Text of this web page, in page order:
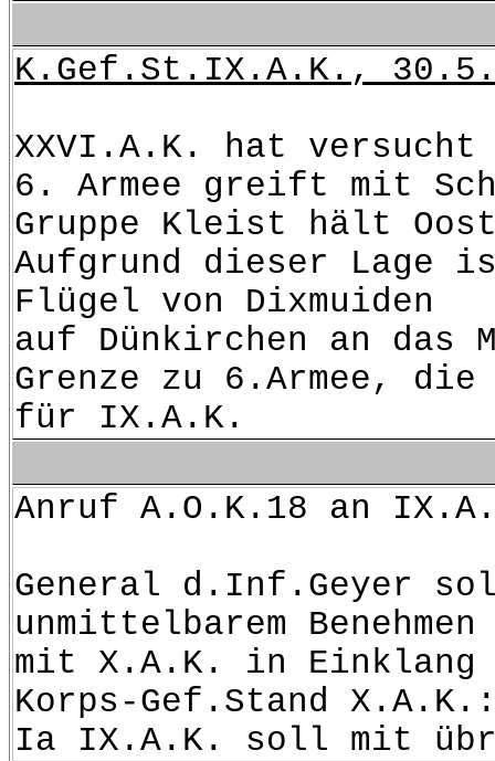
K.Gef.St.IX.A.K.,
XXVI.A.K. hat versucht
6. Armee greift mit
Gruppe Kleist hält
Aufgrund dieser Lage
Flügel von Dixmuiden
auf Dünkirchen an das
Grenze zu 6.Armee,
für IX.A.K.
Anruf A.O.K.18 an
General d.Inf.Geyer
unmittelbarem Benehmen
mit X.A.K. in Einklang
Korps-Gef.Stand
Ia IX.A.K. soll mit